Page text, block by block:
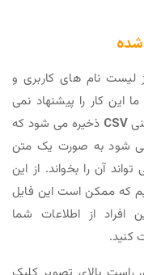
شده
لیست نام های کاربری و
این کار را پیشنهاد نمی
CSV ذخیره می شود که
می شود به صورت یک متن
آن را بخواند. از این
که ممکن است این فایل
افراد از اطلاعات شما
کنید.